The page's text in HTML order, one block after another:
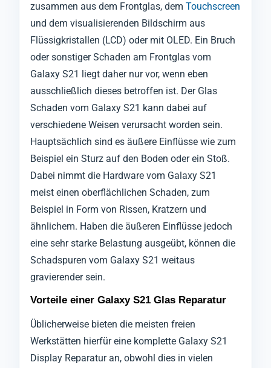
zusammen aus dem Frontglas, dem Touchscreen
und dem visualisierenden Bildschirm aus
Flüssigkristallen (LCD) oder mit OLED. Ein Bruch
oder sonstiger Schaden am Frontglas vom
Galaxy S21 liegt daher nur vor, wenn eben
ausschließlich dieses betroffen ist. Der Glas
Schaden vom Galaxy S21 kann dabei auf
verschiedene Weisen verursacht worden sein.
Hauptsächlich sind es äußere Einflüsse wie zum
Beispiel ein Sturz auf den Boden oder ein Stoß.
Dabei nimmt die Hardware vom Galaxy S21
meist einen oberflächlichen Schaden, zum
Beispiel in Form von Rissen, Kratzern und
ähnlichem. Haben die äußeren Einflüsse jedoch
eine sehr starke Belastung ausgeübt, können die
Schadspuren vom Galaxy S21 weitaus
gravierender sein.
Vorteile einer Galaxy S21 Glas Reparatur
Üblicherweise bieten die meisten freien
Werkstätten hierfür eine komplette Galaxy S21
Display Reparatur an, obwohl dies in vielen